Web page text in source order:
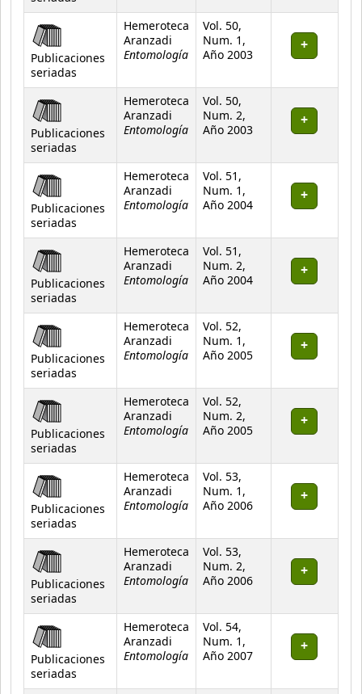
Publicaciones
seriadas
Hemeroteca
Aranzadi
Entomología
Vol. 50,
Num. 1,
Año 2003
Publicaciones
seriadas
Hemeroteca
Aranzadi
Entomología
Vol. 50,
Num. 2,
Año 2003
Publicaciones
seriadas
Hemeroteca
Aranzadi
Entomología
Vol. 51,
Num. 1,
Año 2004
Publicaciones
seriadas
Hemeroteca
Aranzadi
Entomología
Vol. 51,
Num. 2,
Año 2004
Publicaciones
seriadas
Hemeroteca
Aranzadi
Entomología
Vol. 52,
Num. 1,
Año 2005
Publicaciones
seriadas
Hemeroteca
Aranzadi
Entomología
Vol. 52,
Num. 2,
Año 2005
Publicaciones
seriadas
Hemeroteca
Aranzadi
Entomología
Vol. 53,
Num. 1,
Año 2006
Publicaciones
seriadas
Hemeroteca
Aranzadi
Entomología
Vol. 53,
Num. 2,
Año 2006
Publicaciones
seriadas
Hemeroteca
Aranzadi
Entomología
Vol. 54,
Num. 1,
Año 2007